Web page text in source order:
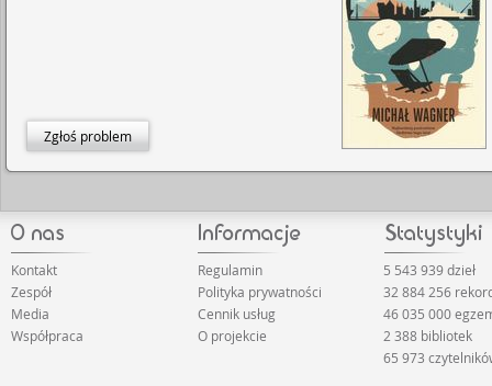
Zgłoś problem
Kontakt
Zespół
Media
Współpraca
Regulamin
Polityka prywatności
Cennik usług
O projekcie
5 543 939 dzieł
32 884 256
46 035 000
2 388 bibliotek
65 973